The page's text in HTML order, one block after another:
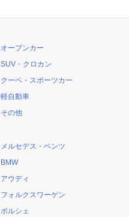
オープンカー
SUV・クロカン
クーペ・スポーツカー
軽自動車
その他
メルセデス・ベンツ
BMW
アウディ
フォルクスワーゲン
ポルシェ